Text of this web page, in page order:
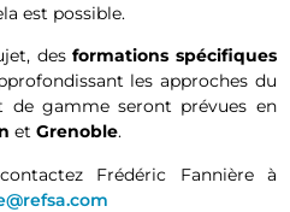
est possible.
desformations spécifiques
les approches du
de gamme seront prévues en
etGrenoble.
Frédéric Fannière à